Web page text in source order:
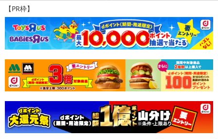
【PR枠】